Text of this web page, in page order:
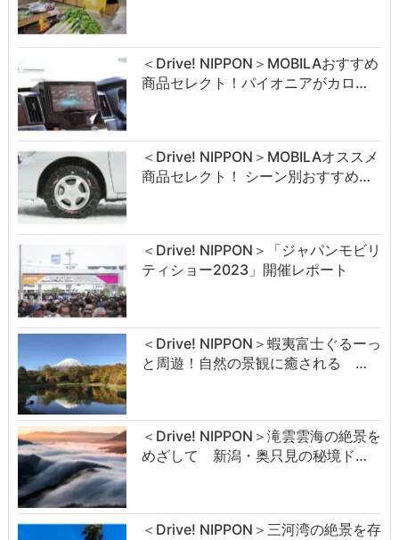
＜Drive! NIPPON＞MOBILAおすすめ
商品セレクト！パイオニアがカロ…
＜Drive! NIPPON＞MOBILAオススメ
商品セレクト！ シーン別おすすめ…
＜Drive! NIPPON＞「ジャパンモビリ
ティショー2023」開催レポート
＜Drive! NIPPON＞蝦夷富士ぐるーっ
と周遊！自然の景観に癒される …
＜Drive! NIPPON＞滝雲雲海の絶景を
めざして 新潟・奥只見の秘境ド…
＜Drive! NIPPON＞三河湾の絶景を存